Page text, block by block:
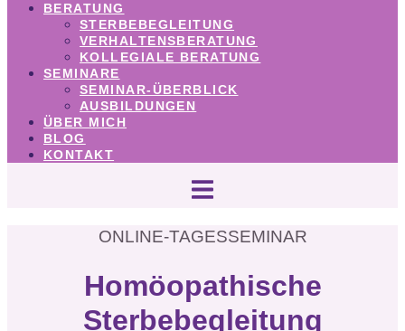
BERATUNG
STERBEBEGLEITUNG
VERHALTENSBERATUNG
KOLLEGIALE BERATUNG
SEMINARE
SEMINAR-ÜBERBLICK
AUSBILDUNGEN
ÜBER MICH
BLOG
KONTAKT
ONLINE-TAGESSEMINAR
Homöopathische
Sterbebegleitung